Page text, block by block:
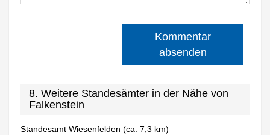
Kommentar
absenden
8. Weitere Standesämter in der Nähe von
Falkenstein
Standesamt Wiesenfelden (ca. 7,3 km)